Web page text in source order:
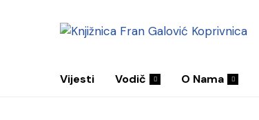
Vijesti Vodič O Nama